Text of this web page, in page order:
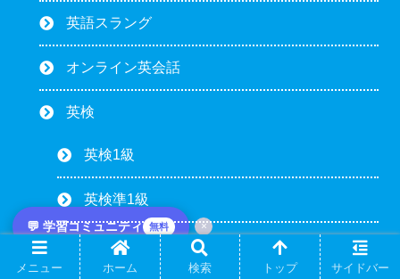
💬 学習コミュニティ 無料 ×
英語スラング
オンライン英会話
英検
英検1級
英検準1級
英検2級
メニュー ホーム 検索 トップ サイドバー